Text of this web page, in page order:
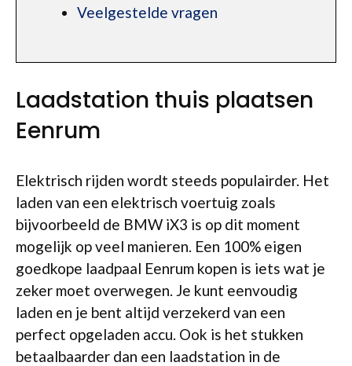
Veelgestelde vragen
Laadstation thuis plaatsen
Eenrum
Elektrisch rijden wordt steeds populairder. Het
laden van een elektrisch voertuig zoals
bijvoorbeeld de BMW iX3 is op dit moment
mogelijk op veel manieren. Een 100% eigen
goedkope laadpaal Eenrum kopen is iets wat je
zeker moet overwegen. Je kunt eenvoudig
laden en je bent altijd verzekerd van een
perfect opgeladen accu. Ook is het stukken
betaalbaarder dan een laadstation in de